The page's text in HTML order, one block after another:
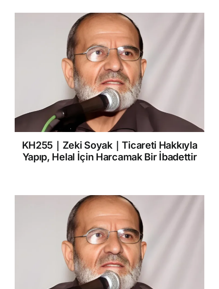
KH255｜Zeki Soyak｜Ticareti Hakkıyla
Yapıp, Helal İçin Harcamak Bir İbadettir